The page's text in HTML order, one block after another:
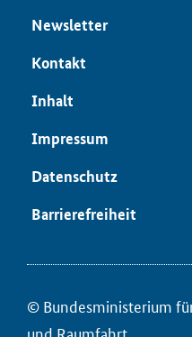
News­let­ter
Kon­takt
In­halt
Im­pres­sum
Da­ten­schutz
Bar­rie­re­frei­heit
© Bun­des­mi­nis­te­ri­um
und Raum­fahrt